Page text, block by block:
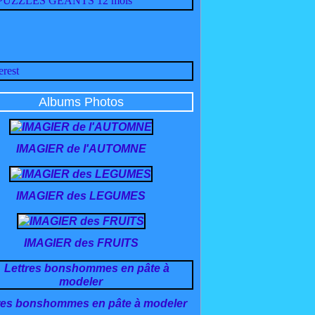
Albums Photos
IMAGIER de l'AUTOMNE
IMAGIER des LEGUMES
IMAGIER des FRUITS
bonshommes en pâte à modeler